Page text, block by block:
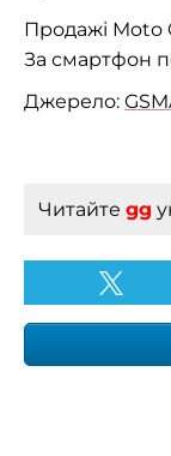
Продажі Moto
За смартфон
Джерело:
Читайте gg